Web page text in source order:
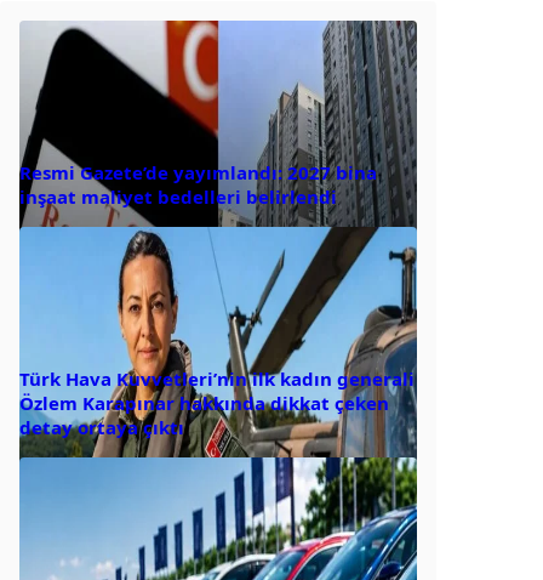
Resmi Gazete’de yayımlandı: 2027 bina
inşaat maliyet bedelleri belirlendi
Türk Hava Kuvvetleri’nin ilk kadın generali
Özlem Karapınar hakkında dikkat çeken
detay ortaya çıktı